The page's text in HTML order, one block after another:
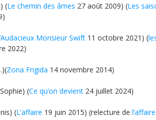
(Le chemin des âmes 27 août 2009) (Les
Monsieur Swift 11 octobre 2021) (
2022)
Zona Frigida 14 novembre 2014)
(Ce qu’on devient 24 juillet 2024)
(L’affaire 19 juin 2015) (relecture de l’affaire